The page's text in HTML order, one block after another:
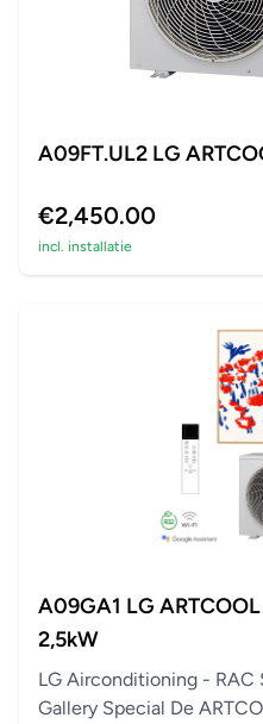
A09FT.UL2 LG
€2,450.00
incl. installatie
A09GA1 LG
2,5kW
LG Airconditioning - RAC
Gallery Special De